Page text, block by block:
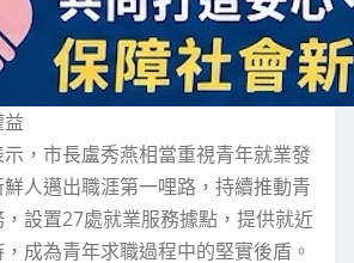
，市長盧秀燕相當重視青年就業發
人邁出職涯第一哩路，持續推動青
設置27處就業服務據點，提供就近
成為青年求職過程中的堅實後盾。